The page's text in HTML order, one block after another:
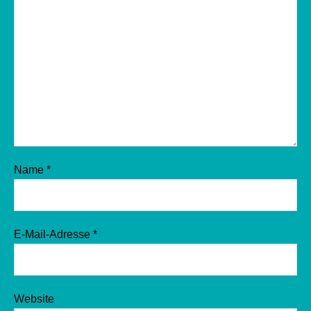
Name *
E-Mail-Adresse *
Website